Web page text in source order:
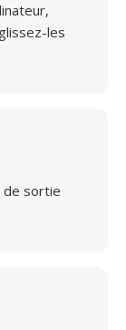
les
de sortie